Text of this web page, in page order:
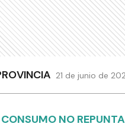
21 de junio de
CONSUMO NO REPUNTA